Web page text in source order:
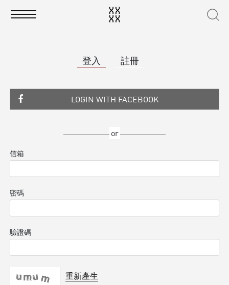
登入 註冊
LOGIN WITH FACEBOOK
or
信箱
密碼
驗證碼
重新產生